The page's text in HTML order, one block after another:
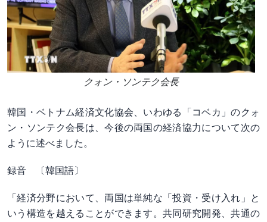
クォン・ソンテク会長
韓国・ベトナム経済文化協会、いわゆる「コベカ」のクォ
ン・ソンテク会長は、今後の両国の経済協力について次の
ように述べました。
録音 〔韓国語〕
「経済分野において、両国は単純な「投資・受け入れ」と
いう構造を越えることができます。共同研究開発、共通の